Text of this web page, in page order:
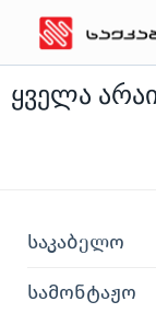
content
ყველა
საკაბელო
სამონტაჟო